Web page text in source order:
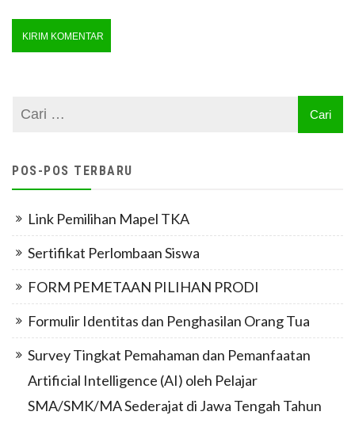
POS-POS TERBARU
Link Pemilihan Mapel TKA
Sertifikat Perlombaan Siswa
FORM PEMETAAN PILIHAN PRODI
Formulir Identitas dan Penghasilan Orang Tua
Survey Tingkat Pemahaman dan Pemanfaatan
Artificial Intelligence (AI) oleh Pelajar
SMA/SMK/MA Sederajat di Jawa Tengah Tahun